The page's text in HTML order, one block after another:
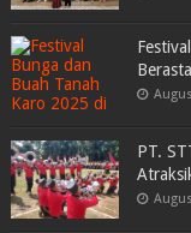
PT.